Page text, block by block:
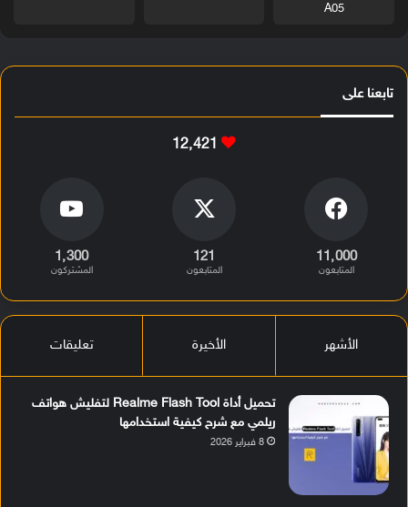
A05
تابعنا على
12٬421
11٬000
المتابعون
121
المتابعون
1٬300
المشتركون
الأشهر الأخيرة تعليقات
تحميل أداة Realme Flash Tool لتفليش هواتف
ريلمي مع شرح كيفية استخدامها
8 فبراير 2026